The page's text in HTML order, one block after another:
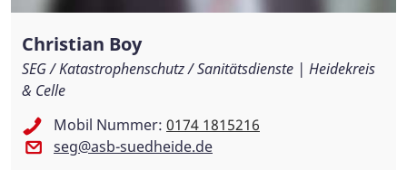
Christian Boy
SEG / Katastrophenschutz / Sanitätsdienste | Heidekreis
& Celle
Mobil Nummer: 0174 1815216
seg@asb-suedheide.de